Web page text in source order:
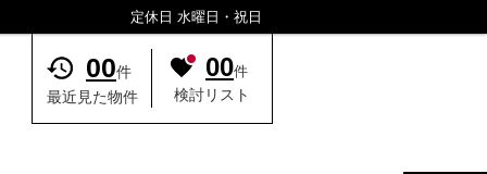
定休日 水曜日・祝日
00件
最近見た物件
00件
検討リスト